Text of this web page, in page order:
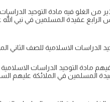
الغلو فيه مادة التوحيد
عقيدة المسلمين في نبي
التوحيد الدراسات
في الملائكة عليهم